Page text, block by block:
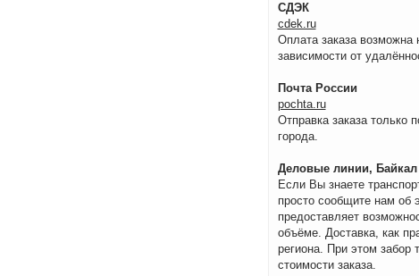
СДЭК
cdek.ru
Оплата заказа
зависимости от
Почта России
pochta.ru
Отправка заказа только
города.
Деловые линии,
Если Вы знаете
просто сообщите нам об
предоставляет
объёме. Доставка, как
региона. При этом забор
стоимости заказа.